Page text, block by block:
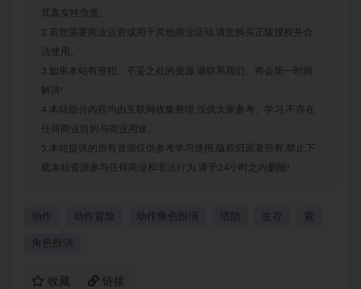
其真实性负责。
2.若您需要商业运营或用于其他商业活动,请您购买正版授权并合
法使用。
3.如果本站有侵犯、不妥之处的资源,请联系我们。将会第一时间
解决!
4.本站部分内容均由互联网收集整理,仅供大家参考、学习,不存在
任何商业目的与商业用途。
5.本站提供的所有资源仅供参考学习使用,版权归原著所有,禁止下
载本站资源参与任何商业和非法行为,请于24小时之内删除!
动作 动作冒险 动作角色扮演 塔防 生存 索
角色扮演
收藏 链接